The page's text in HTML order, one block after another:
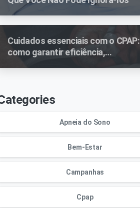
Cuidados essenciais com o CPAP:
como garantir eficiência,
Apneia do Sono
Bem-Estar
Campanhas
Cpap